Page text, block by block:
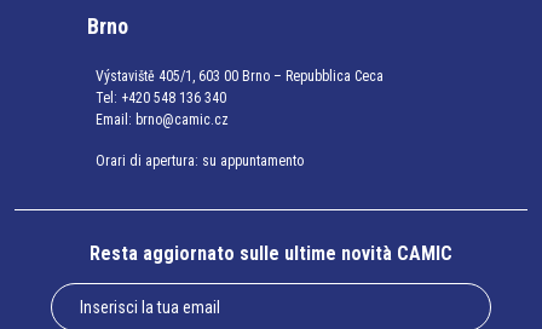
Brno
Výstaviště 405/1, 603 00 Brno – Repubblica Ceca
Tel: +420 548 136 340
Email: brno@camic.cz
Orari di apertura: su appuntamento
Resta aggiornato sulle ultime novità CAMIC